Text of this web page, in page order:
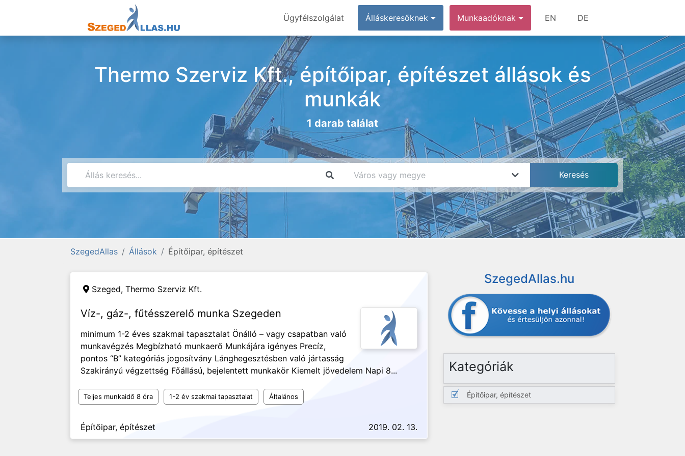
Ügyfélszolgálat Álláskeresőknek Munkaadóknak EN DE
Thermo Szerviz Kft., építőipar, építészet állások és
munkák
1 darab találat
SzegedAllas Állások Építőipar, építészet
Szeged, Thermo Szerviz Kft.
Víz-, gáz-, fűtésszerelő munka Szegeden
minimum 1-2 éves szakmai tapasztalat Önálló – vagy csapatban való
munkavégzés Megbízható munkaerő Munkájára igényes Precíz,
pontos “B” kategóriás jogosítvány Lánghegesztésben való jártasság
Szakirányú végzettség Főállású, bejelentett munkakör Kiemelt jövedelem Napi 8...
Teljes munkaidő 8 óra 1-2 év szakmai tapasztalat Általános
Építőipar, építészet 2019. 02. 13.
SzegedAllas.hu
Kategóriák
Építőipar, építészet